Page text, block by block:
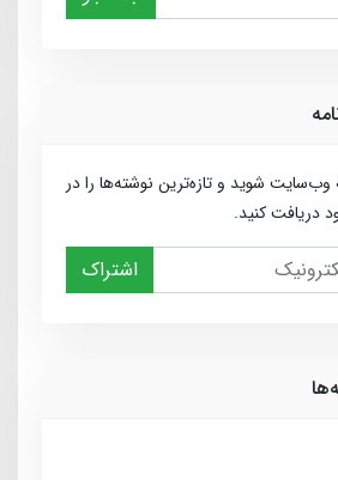
وب‌سایت شوید و تازه‌ترین نوشته‌ها را در
دریافت کنید.
اشتراک